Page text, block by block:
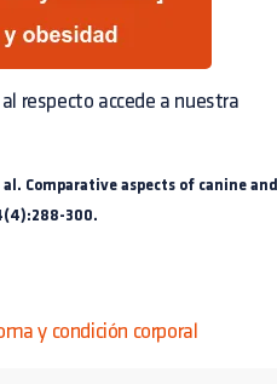
respecto accede a nuestra
al. Comparative aspects of canine and
300.
y condición corporal